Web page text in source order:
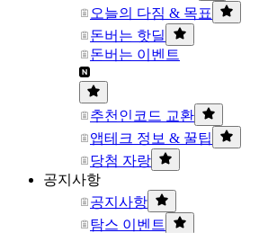
오늘의 다짐 & 목표
돈버는 핫딜
돈버는 이벤트
추천인코드 교환
앱테크 정보 & 꿀팁
당첨 자랑
공지사항
공지사항
탐스 이벤트